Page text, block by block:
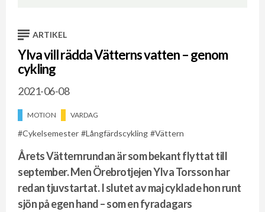
ARTIKEL
Ylva vill rädda Vätterns vatten – genom
cykling
2021-06-08
MOTION VARDAG
Cykelsemester Långfärdscykling Vättern
Årets Vätternrundan är som bekant flyttat till
september. Men Örebrotjejen Ylva Torsson har
redan tjuvstartat. I slutet av maj cyklade hon runt
sjön på egen hand – som en fyradagars